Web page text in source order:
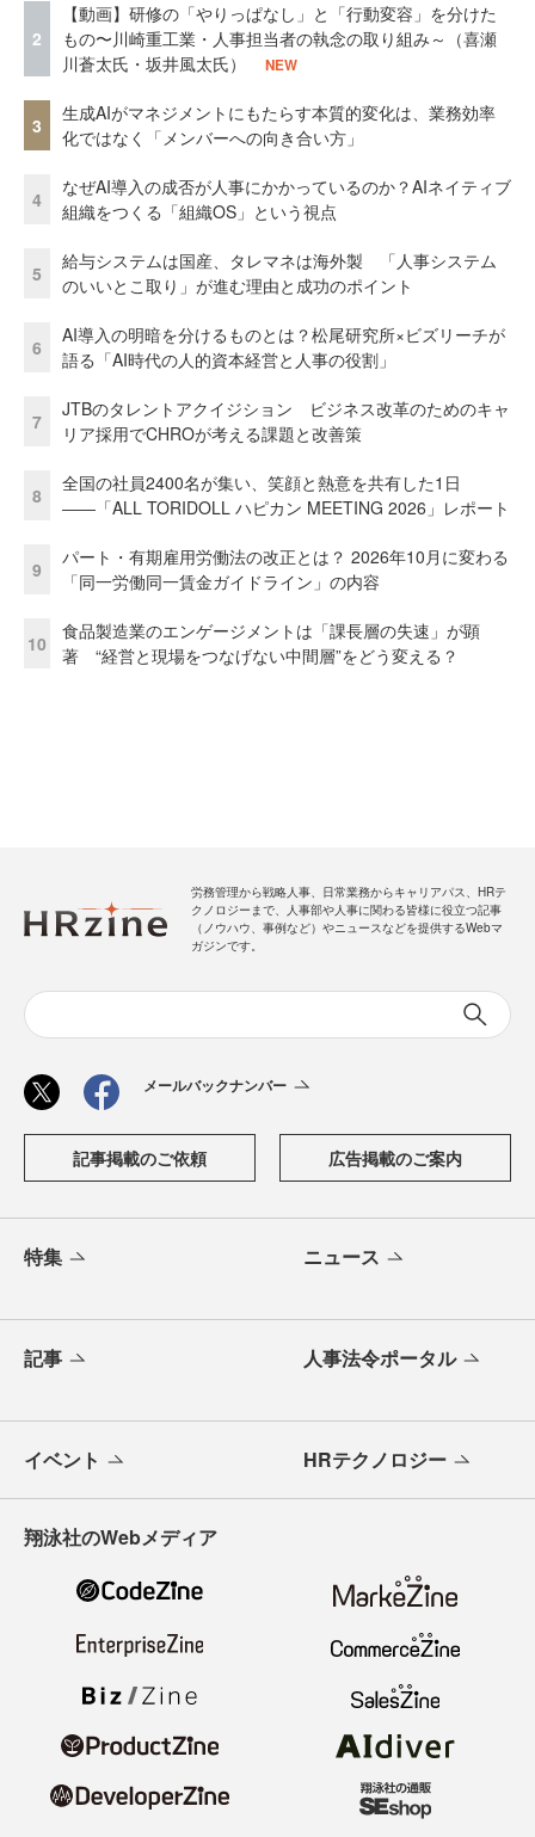
2
【動画】研修の「やりっぱなし」と「行動変容」を分けた
もの〜川崎重工業・人事担当者の執念の取り組み～（喜瀬
川蒼太氏・坂井風太氏）
NEW
3
生成AIがマネジメントにもたらす本質的変化は、業務効率
化ではなく「メンバーへの向き合い方」
4
なぜAI導入の成否が人事にかかっているのか？AIネイティブ
組織をつくる「組織OS」という視点
5
給与システムは国産、タレマネは海外製 「人事システム
のいいとこ取り」が進む理由と成功のポイント
6
AI導入の明暗を分けるものとは？松尾研究所×ビズリーチが
語る「AI時代の人的資本経営と人事の役割」
7
JTBのタレントアクイジション ビジネス改革のためのキャ
リア採用でCHROが考える課題と改善策
8
全国の社員2400名が集い、笑顔と熱意を共有した1日
――「ALL TORIDOLL ハピカン MEETING 2026」レポート
9
パート・有期雇用労働法の改正とは？ 2026年10月に変わる
「同一労働同一賃金ガイドライン」の内容
10
食品製造業のエンゲージメントは「課長層の失速」が顕
著 “経営と現場をつなげない中間層”をどう変える？
労務管理から戦略人事、日常業務からキャリアパス、HRテ
クノロジーまで、人事部や人事に関わる皆様に役立つ記事
（ノウハウ、事例など）やニュースなどを提供するWebマ
ガジンです。
メールバックナンバー
記事掲載のご依頼 広告掲載のご案内
特集 ニュース
記事 人事法令ポータル
イベント HRテクノロジー
翔泳社のWebメディア